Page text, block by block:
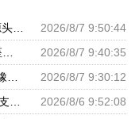
2026/8/7 9:50:44
2026/8/7 9:40:35
2026/8/7 9:30:12
2026/8/6 9:52:08